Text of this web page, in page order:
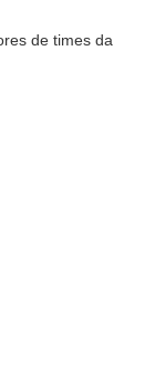
de times da